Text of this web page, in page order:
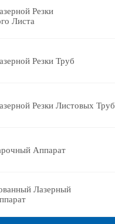
Резки
Листа
Резки Труб
Резки Листовых Труб
Аппарат
Лазерный